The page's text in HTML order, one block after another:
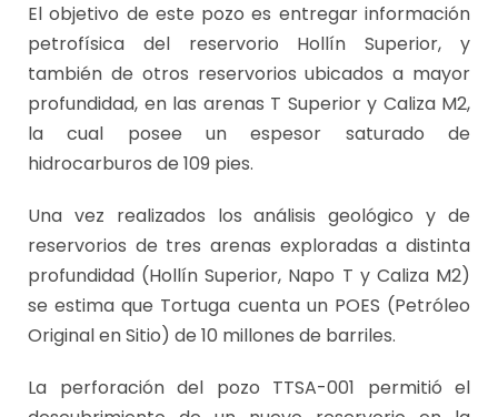
El objetivo de este pozo es entregar información
petrofísica del reservorio Hollín Superior, y
también de otros reservorios ubicados a mayor
profundidad, en las arenas T Superior y Caliza M2,
la cual posee un espesor saturado de
hidrocarburos de 109 pies.
Una vez realizados los análisis geológico y de
reservorios de tres arenas exploradas a distinta
profundidad (Hollín Superior, Napo T y Caliza M2)
se estima que Tortuga cuenta un POES (Petróleo
Original en Sitio) de 10 millones de barriles.
La perforación del pozo TTSA-001 permitió el